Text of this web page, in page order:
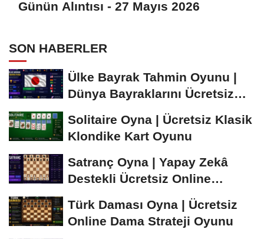
Günün Alıntısı - 27 Mayıs 2026
SON HABERLER
Ülke Bayrak Tahmin Oyunu |
Dünya Bayraklarını Ücretsiz
Solitaire Oyna | Ücretsiz Klasik
Klondike Kart Oyunu
Satranç Oyna | Yapay Zekâ
Destekli Ücretsiz Online
Türk Daması Oyna | Ücretsiz
Online Dama Strateji Oyunu